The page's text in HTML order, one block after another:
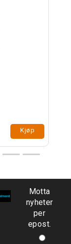
Kjøp
Motta
nyheter
per
epost.